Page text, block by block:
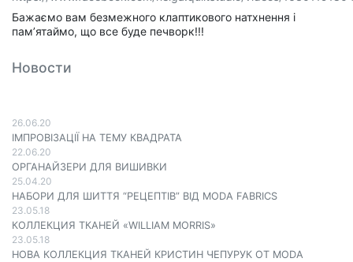
Бажаємо вам безмежного клаптикового натхнення і
пам’ятаймо, що все буде печворк!!!
Новости
26.06.20
ІМПРОВІЗАЦІЇ НА ТЕМУ КВАДРАТА
22.06.20
ОРГАНАЙЗЕРИ ДЛЯ ВИШИВКИ
25.04.20
НАБОРИ ДЛЯ ШИТТЯ “РЕЦЕПТІВ” ВІД MODA FABRICS
23.05.18
КОЛЛЕКЦИЯ ТКАНЕЙ «WILLIAM MORRIS»
23.05.18
НОВА КОЛЛЕКЦИЯ ТКАНЕЙ КРИСТИН ЧЕПУРУК ОТ MODA